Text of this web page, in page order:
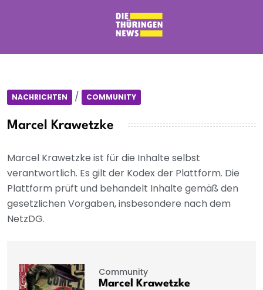
NACHRICHTEN / COMMUNITY
Marcel Krawetzke
Marcel Krawetzke ist für die Inhalte selbst
verantwortlich. Es gilt der Kodex der Plattform. Die
Plattform prüft und behandelt Inhalte gemäß den
gesetzlichen Vorgaben, insbesondere nach dem
NetzDG.
Community
Marcel Krawetzke